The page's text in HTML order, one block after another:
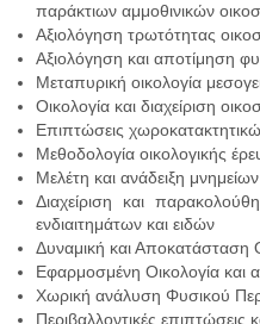
παράκτιων αμμοθινικών
Αξιολόγηση τρωτότητας
Αξιολόγηση και αποτίμηση
Μεταπυρική οικολογία
Οικολογία και διαχείριση
Επιπτώσεις
Μεθοδολογία οικολογικής
Μελέτη και ανάδειξη
Διαχείριση και
ενδιαιτημάτων και ειδών
Δυναμική και Αποκατάσταση
Εφαρμοσμένη Οικολογία και
Χωρική ανάλυση Φυσικού
Περιβαλλοντικές επιπτώσεις